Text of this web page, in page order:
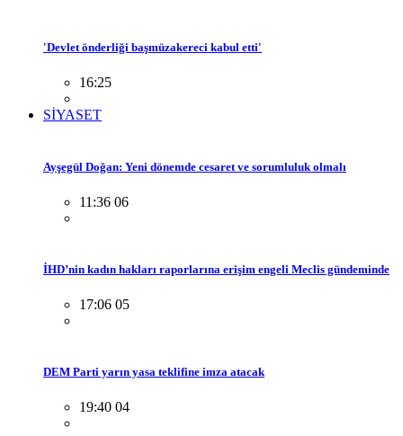
'Devlet önderliği başmüzakereci kabul etti'
16:25
SİYASET
Ayşegül Doğan: Yeni dönemde cesaret ve sorumluluk olmalı
11:36 06
İHD’nin kadın hakları raporlarına erişim engeli Meclis gündeminde
17:06 05
DEM Parti yarın yasa teklifine imza atacak
19:40 04